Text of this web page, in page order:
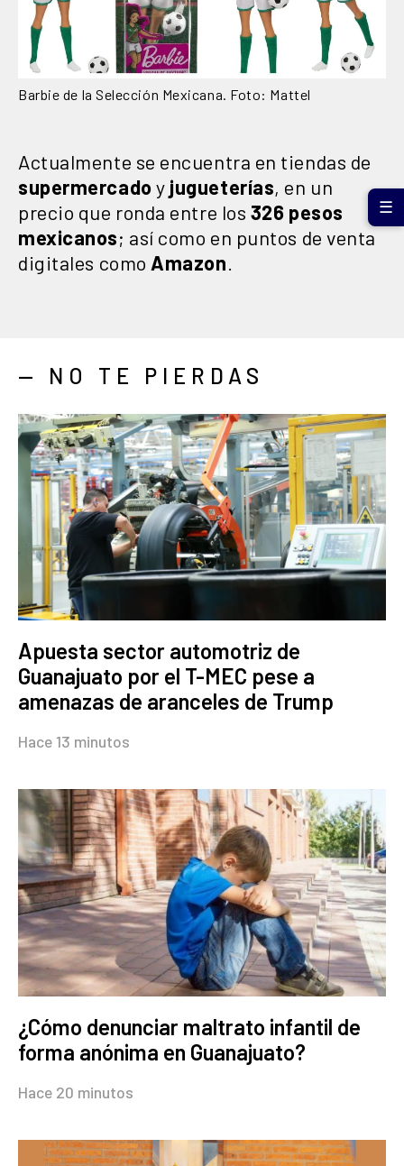
Barbie de la Selección Mexicana. Foto: Mattel
Actualmente se encuentra en tiendas de
supermercado y jugueterías, en un
precio que ronda entre los 326 pesos
mexicanos; así como en puntos de venta
digitales como Amazon
— NO TE PIERDAS
Apuesta sector automotriz de
Guanajuato por el T-MEC pese a
amenazas de aranceles de Trump
Hace 13 minutos
¿Cómo denunciar maltrato infantil de
forma anónima en Guanajuato?
Hace 20 minutos
☰